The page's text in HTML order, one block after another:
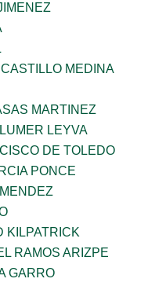
MEDINA
MARTINEZ
LEYVA
DE TOLEDO
PONCE
KILPATRICK
RAMOS ARIZPE
GARRO